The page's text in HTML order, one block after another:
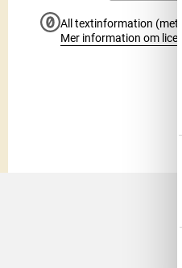
All textinformation
Mer information om